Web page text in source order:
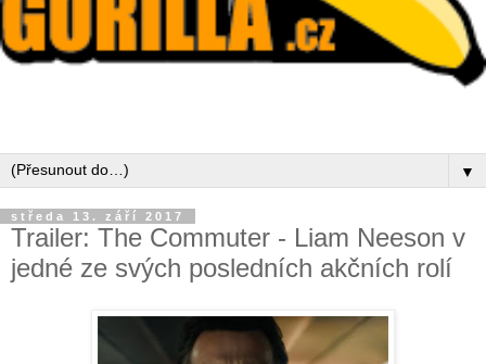
▼
středa 13. září 2017
Trailer: The Commuter - Liam Neeson v
jedné ze svých posledních akčních rolí